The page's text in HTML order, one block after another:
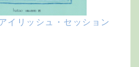
イリッシュ・セッション